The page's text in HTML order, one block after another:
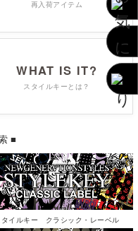
再入荷アイテム
WHAT IS IT?
スタイルキーとは？
■
タイルキー クラシック・レーベル